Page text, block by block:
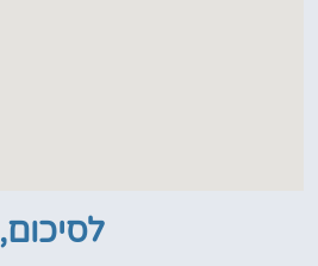
לסיכום,